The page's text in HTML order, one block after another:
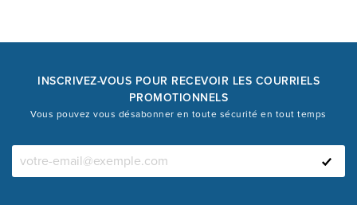
INSCRIVEZ-VOUS POUR RECEVOIR LES COURRIELS
PROMOTIONNELS
Vous pouvez vous désabonner en toute sécurité en tout temps